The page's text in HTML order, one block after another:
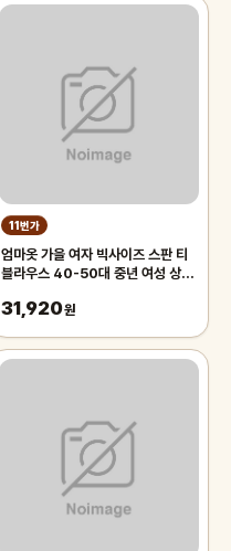
11번가
엄마옷 가을 여자 빅사이즈 스판 티
블라우스 40-50대 중년 여성 상견
31,920원